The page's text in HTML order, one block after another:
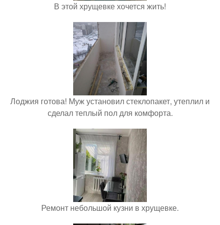
В этой хрущевке хочется жить!
Лоджия готова! Муж установил стеклопакет, утеплил и
сделал теплый пол для комфорта.
Ремонт небольшой кузни в хрущевке.